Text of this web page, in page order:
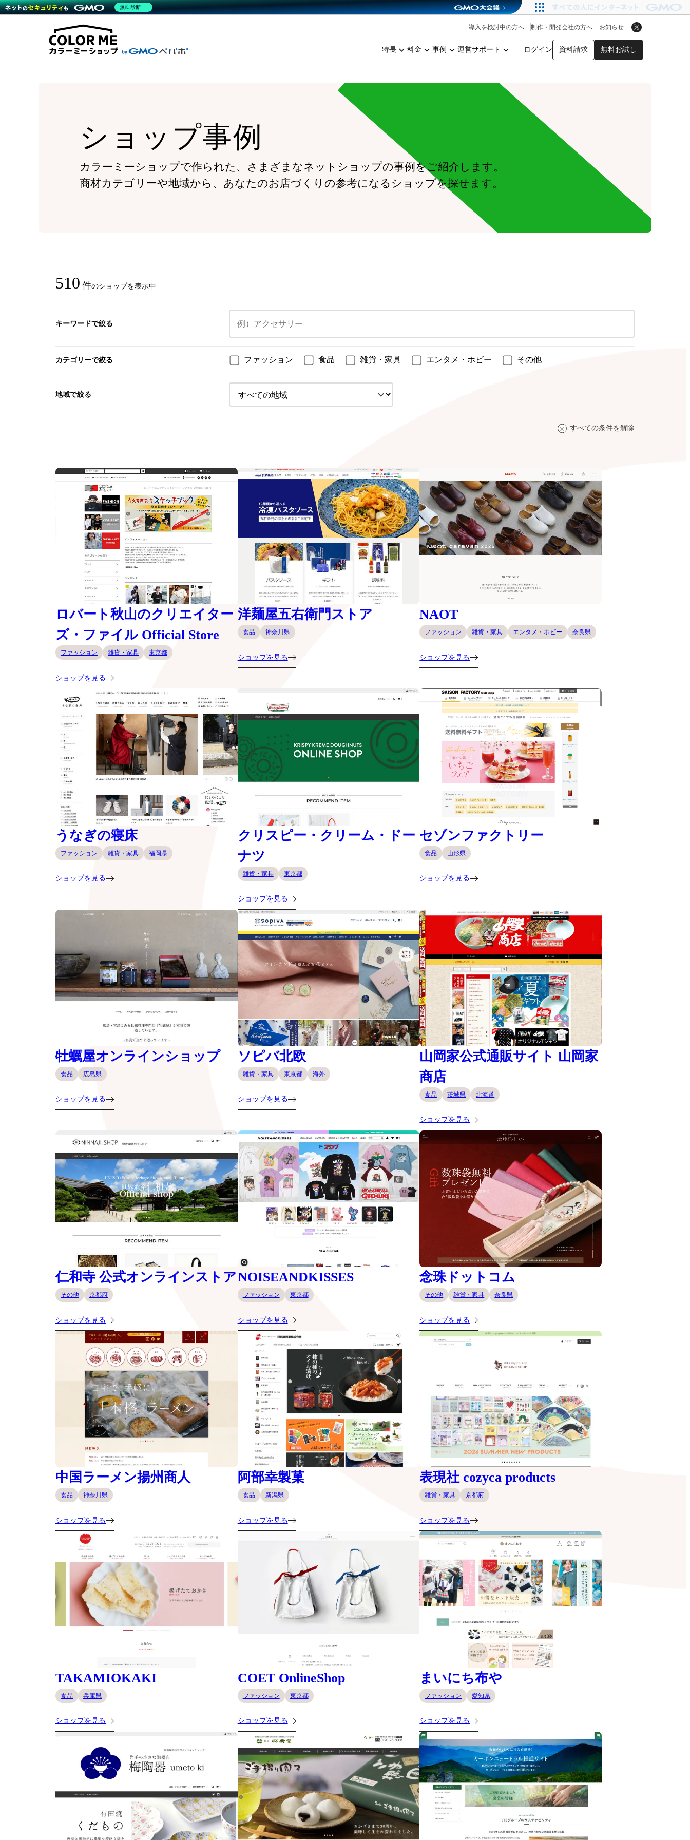
特長 料金 事例 運営サポート ログイン 資料請求 無料お試し
導入を検討中の方へ 制作・開発会社の方へ お知らせ
商材一覧を見る
機能一覧を見る
WordPress導入
顧客ロイヤリティを向上
モバイルアプリ
複数店舗との連携
雑貨販売 アプリストア
料金
プラン・料金一覧を見る
料金シミュレーション
事例
運営サポート
サポート一覧を見る
コミュニティイベントCarty
ショップ事例
カラーミーショップで作られた、さまざまなネットショップの事例をご紹介します。
商材カテゴリーや地域から、あなたのお店づくりの参考になるショップを探せます。
510 件のショップを表示中
キーワードで絞る
カテゴリーで絞る ファッション 食品 雑貨・家具 エンタメ・ホビー その他
地域で絞る
すべての条件を解除
ロバート秋山のクリエイター
ズ・ファイル Official Store
ファッション 雑貨・家具 東京都
ショップを見る
洋麺屋五右衛門ストア
食品 神奈川県
ショップを見る
NAOT
ファッション 雑貨・家具 エンタメ・ホビー 奈良県
ショップを見る
うなぎの寝床
ファッション 雑貨・家具 福岡県
ショップを見る
クリスピー・クリーム・ドー
ナツ
雑貨・家具 東京都
ショップを見る
セゾンファクトリー
食品 山形県
ショップを見る
牡蠣屋オンラインショップ
食品 広島県
ショップを見る
ソピバ北欧
雑貨・家具 東京都 海外
ショップを見る
山岡家公式通販サイト 山岡家
商店
食品 茨城県 北海道
ショップを見る
仁和寺 公式オンラインストア
その他 京都府
ショップを見る
NOISEANDKISSES
ファッション 東京都
ショップを見る
念珠ドットコム
その他 雑貨・家具 奈良県
ショップを見る
中国ラーメン揚州商人
食品 神奈川県
ショップを見る
阿部幸製菓
食品 新潟県
ショップを見る
表現社 cozyca products
雑貨・家具 京都府
ショップを見る
TAKAMIOKAKI
食品 兵庫県
ショップを見る
COET OnlineShop
ファッション 東京都
ショップを見る
まいにち布や
ファッション 愛知県
ショップを見る
無料診断